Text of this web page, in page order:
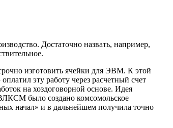
Достаточно назвать, например,
изготовить ячейки для ЭВМ. К этой
эту работу через расчетный счет
на хоздоговорной основе. Идея
было создано комсомольское
начал» и в дальнейшем получила точно